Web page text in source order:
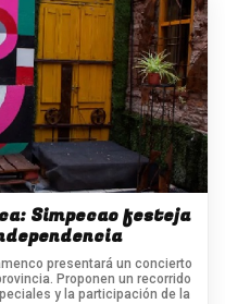
Simpecao festeja
presentará un concierto
Proponen un recorrido
y la participación de la